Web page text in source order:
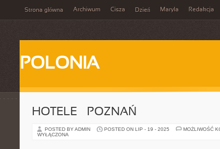
Strona główna Archiwum Cisza Dzień Maryla Redakcja
POLONIA
HOTELE – POZNAŃ
POSTED BY ADMIN POSTED ON LIP - 19 - 2025
MOŻLIWOŚĆ
WYŁĄCZONA